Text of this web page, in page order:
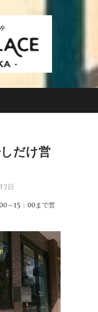
ツー
オープン！
だけ営
7日
～15：00まで営